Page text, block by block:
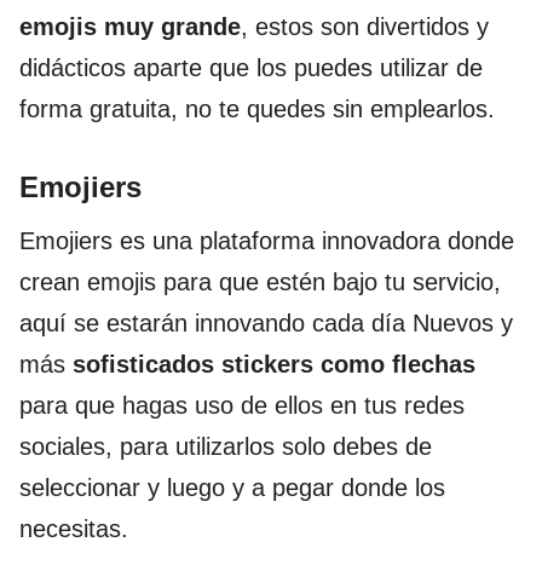
emojis muy grande, estos son divertidos y
didácticos aparte que los puedes utilizar de
forma gratuita, no te quedes sin emplearlos.
Emojiers
Emojiers es una plataforma innovadora donde
crean emojis para que estén bajo tu servicio,
aquí se estarán innovando cada día Nuevos y
más sofisticados stickers como flechas
para que hagas uso de ellos en tus redes
sociales, para utilizarlos solo debes de
seleccionar y luego y a pegar donde los
necesitas.